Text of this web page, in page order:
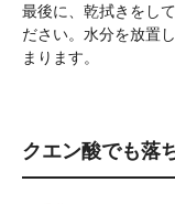
最後に、乾拭きをし
ださい。水分を放置
まります。
クエン酸でも落